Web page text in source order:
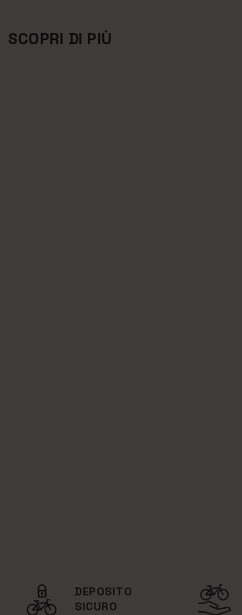
SCOPRI DI PIÙ
DEPOSITO
SICURO